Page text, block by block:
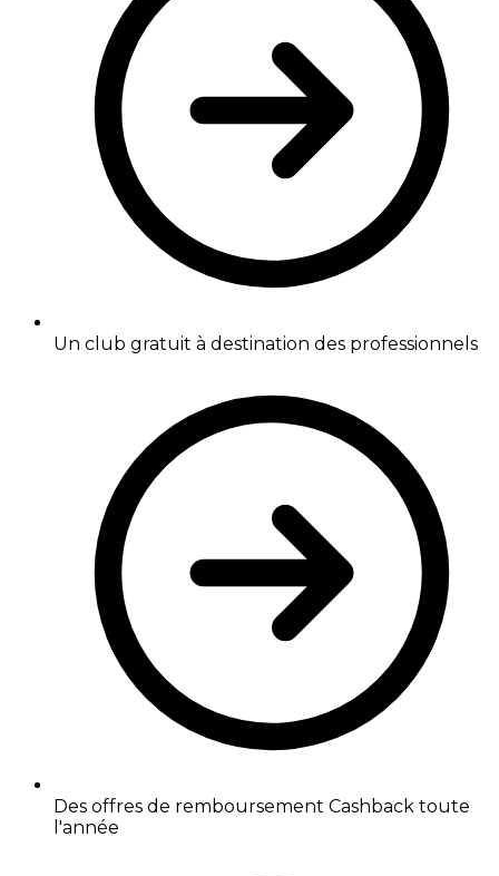
Un club gratuit à destination des professionnels
Des offres de remboursement Cashback toute
l'année